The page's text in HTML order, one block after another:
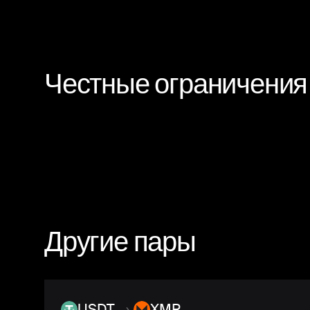
Честные ограничения
Другие пары